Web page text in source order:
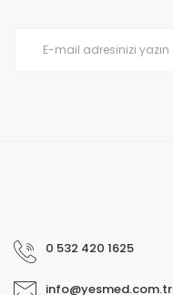
0 532 420 1625
info@yesmed.com.tr